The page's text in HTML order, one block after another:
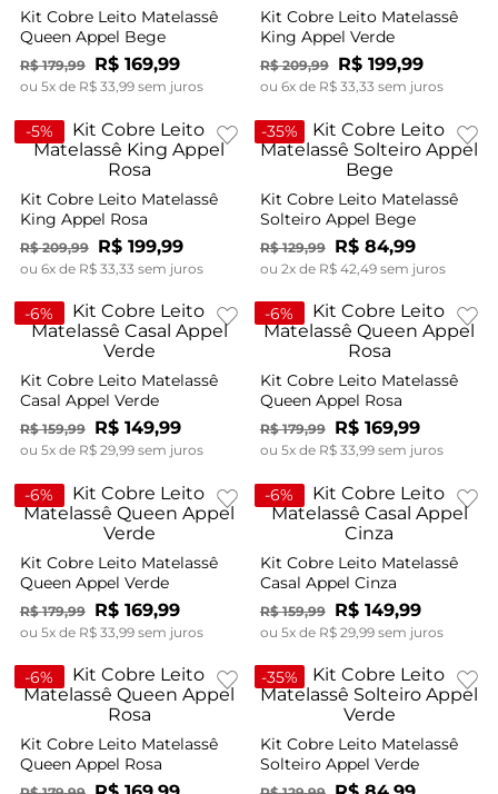
Kit Cobre Leito Matelassê
Queen Appel Bege
R$ 179,99 R$ 169,99
ou 5x de R$ 33 99sem juros
Kit Cobre Leito Matelassê
King Appel Verde
R$ 209,99 R$ 199,99
ou 6x de R$ 33 33 sem juros
-5%
Kit Cobre Leito Matelassê
King Appel Rosa
R$ 209,99 R$ 199,99
ou 6x de R$ 33 33 sem juros
-35%
Kit Cobre Leito Matelassê
Solteiro Appel Bege
R$ 129,99 R$ 84,99
ou 2x de R$ 42 49sem juros
-6%
Kit Cobre Leito Matelassê
Casal Appel Verde
R$ 159,99 R$ 149,99
ou 5x de R$ 29,99sem juros
-6%
Kit Cobre Leito Matelassê
Queen Appel Rosa
R$ 179,99 R$ 169,99
ou 5x de R$ 33,99sem juros
-6%
Kit Cobre Leito Matelassê
Queen Appel Verde
R$ 179,99 R$ 169,99
ou 5x de R$ 33 99sem juros
-6%
Kit Cobre Leito Matelassê
Casal Appel Cinza
R$ 159,99 R$ 149,99
ou 5x de R$ 29, 99sem juros
-6%
Kit Cobre Leito Matelassê
Queen Appel Rosa
-35%
Kit Cobre Leito Matelassê
Solteiro Appel Verde